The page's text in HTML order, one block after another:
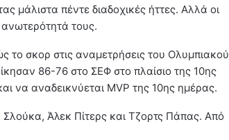
μάλιστα πέντε διαδοχικές ήττες. Αλλά οι
τους.
το σκορ στις αναμετρήσεις του Ολυμπιακού
86-76 στο ΣΕΦ στο πλαίσιο της 10ης
να αναδεικνύεται MVP της 10ης ημέρας.
Άλεκ Πίτερς και Τζορτς Πάπας. Από